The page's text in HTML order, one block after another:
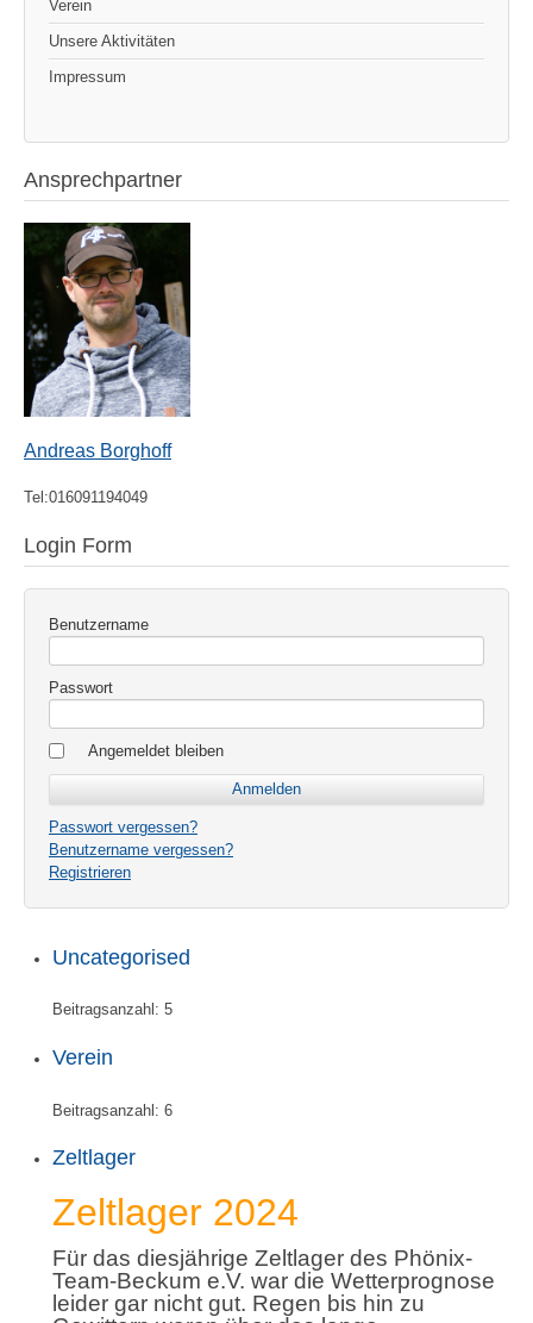
Verein
Unsere Aktivitäten
Impressum
Ansprechpartner
Andreas Borghoff
Tel:016091194049
Login Form
Benutzername
Passwort
Angemeldet bleiben
Passwort vergessen?
Benutzername vergessen?
Registrieren
Uncategorised
Beitragsanzahl: 5
Verein
Beitragsanzahl: 6
Zeltlager
Zeltlager 2024
Für das diesjährige Zeltlager des Phönix-
Team-Beckum e.V. war die Wetterprognose
leider gar nicht gut. Regen bis hin zu